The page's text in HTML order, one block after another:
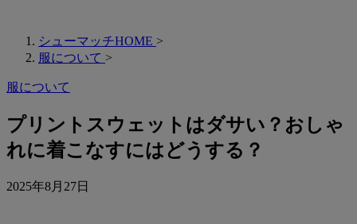
シューマッチHOME >
服について >
服について
プリントスウェットはダサい？おしゃ
れに着こなすにはどうする？
2025年8月27日